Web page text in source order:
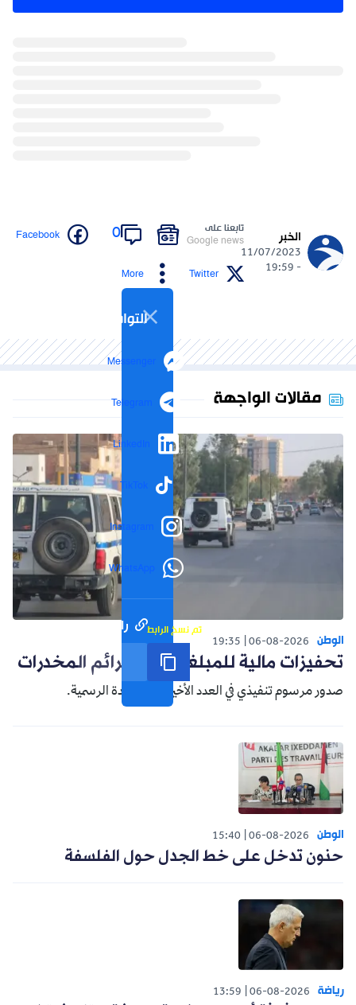
الخبر
11/07/2023
- 19:59
تابعنا على
Google news
0
Facebook
Twitter
More
التواصل الاجتماعي
Messenger
Telegram
LinkedIn
TikTok
Instagram
WhatsApp
رابط مختصر تم نسخ الرابط
مقالات الواجهة
الوطن 06-08-2026
19:35
تحفيزات مالية للمبلغين عن جرائم المخدرات
صدور مرسوم تنفيذي في العدد الأخير من الجريدة الرسمية.
الوطن 06-08-2026
15:40
حنون تدخل على خط الجدل حول الفلسفة
رياضة 06-08-2026
13:59